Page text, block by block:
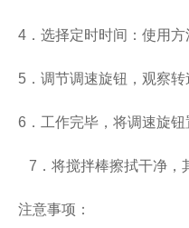
4 ．选择定时时间：使用
5 ．调节调速旋钮，观察
6 ．工作完毕，将调速旋
7 ．将搅拌棒擦拭干净，
注意事项：